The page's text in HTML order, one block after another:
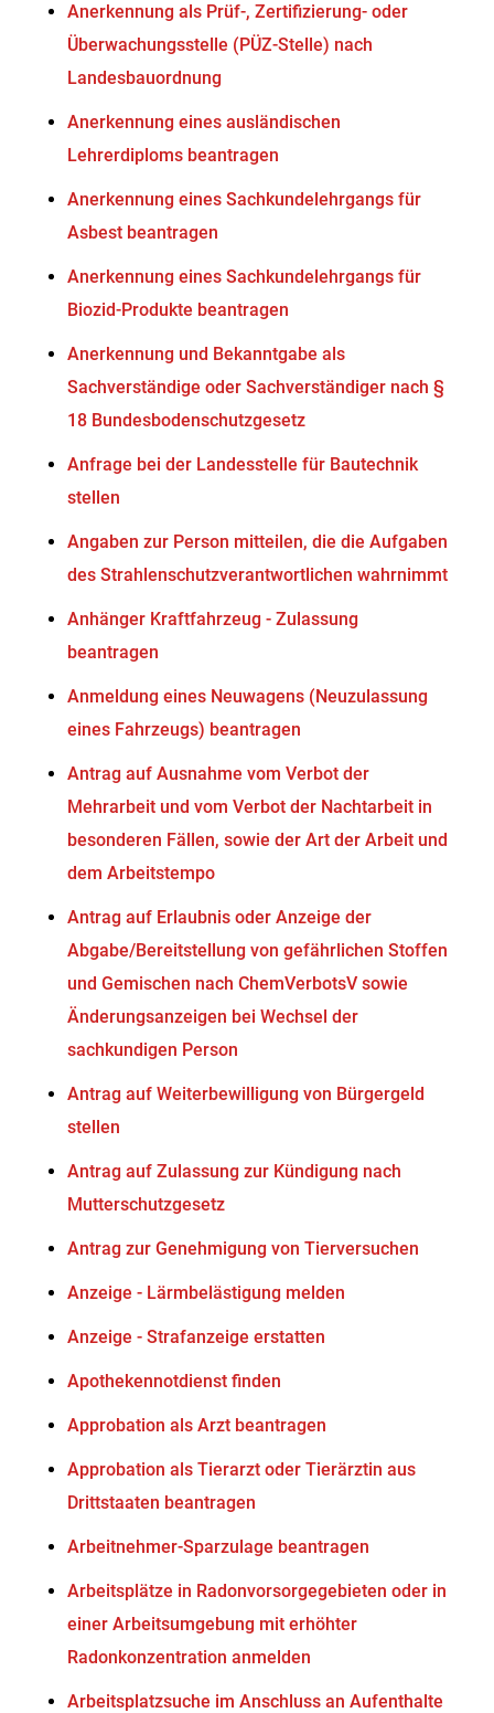
Anerkennung als Prüf-, Zertifizierung- oder
Überwachungsstelle (PÜZ-Stelle) nach
Landesbauordnung
Anerkennung eines ausländischen
Lehrerdiploms beantragen
Anerkennung eines Sachkundelehrgangs für
Asbest beantragen
Anerkennung eines Sachkundelehrgangs für
Biozid-Produkte beantragen
Anerkennung und Bekanntgabe als
Sachverständige oder Sachverständiger nach §
18 Bundesbodenschutzgesetz
Anfrage bei der Landesstelle für Bautechnik
stellen
Angaben zur Person mitteilen, die die Aufgaben
des Strahlenschutzverantwortlichen wahrnimmt
Anhänger Kraftfahrzeug - Zulassung
beantragen
Anmeldung eines Neuwagens (Neuzulassung
eines Fahrzeugs) beantragen
Antrag auf Ausnahme vom Verbot der
Mehrarbeit und vom Verbot der Nachtarbeit in
besonderen Fällen, sowie der Art der Arbeit und
dem Arbeitstempo
Antrag auf Erlaubnis oder Anzeige der
Abgabe/Bereitstellung von gefährlichen Stoffen
und Gemischen nach ChemVerbotsV sowie
Änderungsanzeigen bei Wechsel der
sachkundigen Person
Antrag auf Weiterbewilligung von Bürgergeld
stellen
Antrag auf Zulassung zur Kündigung nach
Mutterschutzgesetz
Antrag zur Genehmigung von Tierversuchen
Anzeige - Lärmbelästigung melden
Anzeige - Strafanzeige erstatten
Apothekennotdienst finden
Approbation als Arzt beantragen
Approbation als Tierarzt oder Tierärztin aus
Drittstaaten beantragen
Arbeitnehmer-Sparzulage beantragen
Arbeitsplätze in Radonvorsorgegebieten oder in
einer Arbeitsumgebung mit erhöhter
Radonkonzentration anmelden
Arbeitsplatzsuche im Anschluss an Aufenthalte